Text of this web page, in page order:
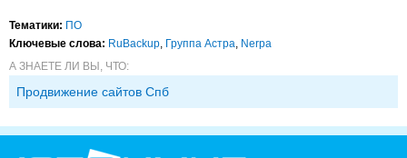
Тематики: ПО
Ключевые слова: RuBackup, Группа Астра, Nerpa
А ЗНАЕТЕ ЛИ ВЫ, ЧТО:
Продвижение сайтов Спб